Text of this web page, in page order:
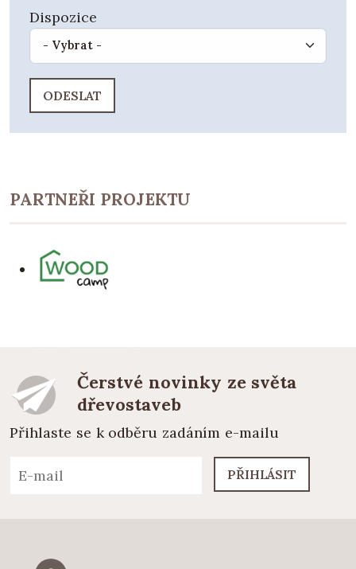
Dispozice
PARTNEŘI PROJEKTU
Čerstvé novinky ze světa
dřevostaveb
Přihlaste se k odběru zadáním e-mailu
PŘIHLÁSIT